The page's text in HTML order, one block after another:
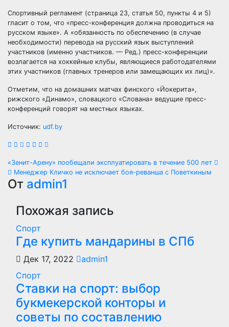
Спортивный регламент (страница 23, статья 50, пункты 4 и 5)
гласит о том, что «пресс-конференция должна проводиться на
русском языке». А «обязанность по обеспечению (в случае
необходимости) перевода на русский язык выступлений
участников (именно участников. — Ред.) пресс-конференции
возлагается на хоккейные клубы, являющиеся работодателями
этих участников (главных тренеров или замещающих их лиц)».
Отметим, что на домашних матчах финского «Йокерита»,
рижского «Динамо», словацкого «Слована» ведущие пресс-
конференций говорят на местных языках.
Источник: udf.by
Навигация
по
записям
«Зенит-Арену» пообещали эксплуатировать в течение 500 лет
Менеджер Кличко не исключает боя-реванша с Поветкиным
От admin1
Похожая запись
Спорт
Где купить мандарины в СПб
Дек 17, 2022
admin1
Спорт
Ставки на спорт: выбор
букмекерской конторы и
советы по составлению